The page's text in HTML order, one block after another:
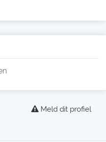
Meld dit profiel